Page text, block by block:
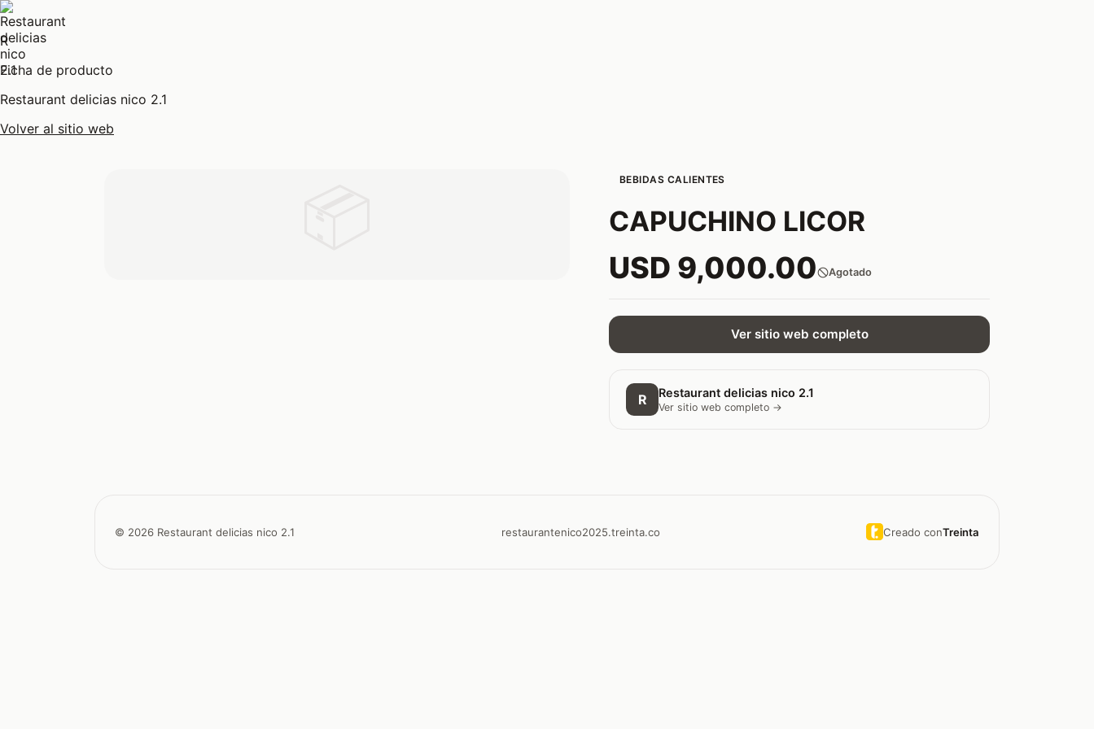
R
Ficha de producto
Restaurant delicias nico 2.1
Volver al sitio web
BEBIDAS CALIENTES
CAPUCHINO LICOR
USD 9,000.00 Agotado
Ver sitio web completo
R Restaurant delicias nico 2.1
Ver sitio web completo →
© 2026 Restaurant delicias nico 2.1 restaurantenico2025.treinta.co Creado conTreinta